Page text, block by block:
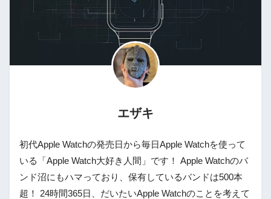
エザキ
初代Apple Watchの発売日から毎日Apple Watchを使って
いる「Apple Watch大好き人間」です！ Apple Watchのバ
ンド沼にもハマっており、保有しているバンドは500本
超！ 24時間365日、だいたいApple Watchのことを考えて